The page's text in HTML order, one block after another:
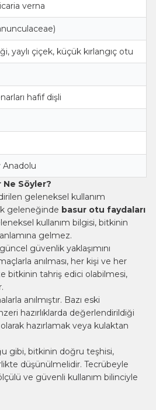
verna
yaylı çiçek, küçük kırlangıç otu
hafif dişli
Anadolu
Ne Söyler?
geleneksel kullanım
geleneğinde basur otu faydaları
kullanım bilgisi, bitkinin
gelmez.
güvenlik yaklaşımını
anılması, her kişi ve her
bitkinin tahriş edici olabilmesi,
anılmıştır. Bazı eski
hazırlıklarda değerlendirildiği
hazırlamak veya kulaktan
gibi, bitkinin doğru teşhisi,
düşünülmelidir. Tecrübeyle
ve güvenli kullanım bilinciyle